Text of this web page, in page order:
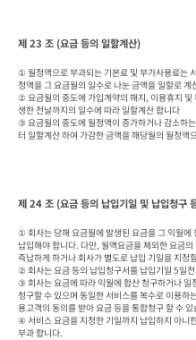
제 23 조 (요금 등의 일할계산)
① 월정액으로 부과되는 기본료 및 부가사용료는
정액을 그 요금월의 일수로 나눈 금액을 일할로 계
② 요금월의 중도에 가입계약의 해지, 이용휴지
생한 전날까지의 일수에 따라 일할계산 합니다
③ 요금월의 중도에 월정액이 증가하거나 감소하
터 일할계산 하여 가감한 금액을 해당월의 월정액
제 24 조 (요금 등의 납입기일 및 납입청구
① 회사는 당해 요금월에 발생된 요금을 그 익월에
납입해야 합니다. 다만, 월액요금을 제외한 요금
즉납하게 하거나 회사가 별도로 납입 기일을 지정
② 회사는 요금 등의 납입청구서를 납입기일 5일
③ 회사는 요금에 따라 익월에 합산 청구하거나 일
청구할 수 있으며 동일한 서비스를 복수로 이용하
용고객의 동의를 받아 요금 등을 통합청구 할 수 있
④ 서비스 요금을 지정한 기일까지 납입하지 아니
부과 합니다.